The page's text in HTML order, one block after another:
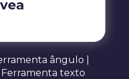
ângulo |
texto